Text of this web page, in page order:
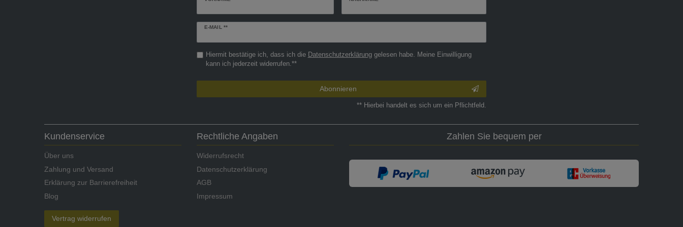
E-MAIL **
Newsletter
Hiermit bestätige ich, dass ich die Daten­schutz­erklärunggelesen habe. Meine Einwilligung
kann ich jederzeit widerrufen.**
Abonnieren
** Hierbei handelt es sich um ein Pflichtfeld.
Kundenservice
Über uns
Zahlung und Versand
Erklärung zur Barrierefreiheit
Blog
Vertrag widerrufen
Rechtliche Angaben
Widerrufsrecht
Datenschutzerklärung
AGB
Impressum
Zahlen Sie bequem per